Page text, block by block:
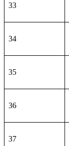
33
34
35
36
37